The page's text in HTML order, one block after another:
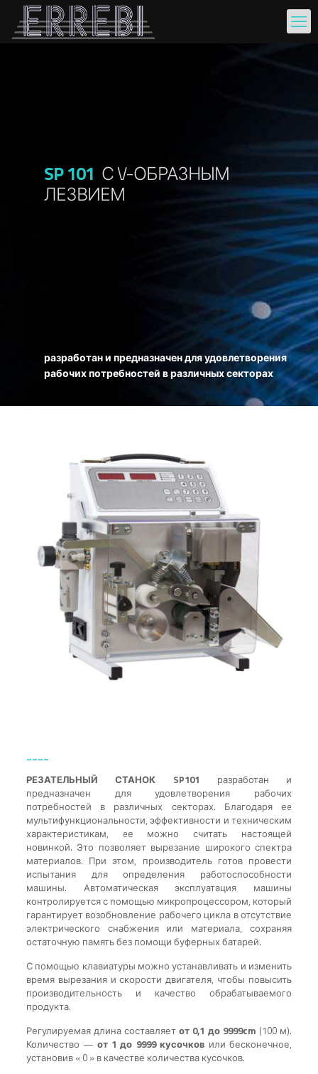
SP 101 С V-ОБРАЗНЫМ
ЛЕЗВИЕМ
разработан и предназначен для удовлетворения
рабочих потребностей в различных секторах
РЕЗАТЕЛЬНЫЙ СТАНОК SP101 разработан и
предназначен для удовлетворения рабочих
потребностей в различных секторах. Благодаря еe
мультифункциональности, эффективности и техническим
характеристикам, eе можно считать настоящей
новинкой. Это позволяет вырезание широкого спектра
материалов. При этом, производитель готов провести
испытания для определения работоспособности
машины. Автоматическая эксплуатация машины
контролируется с помощью микропроцессором, который
гарантирует возобновление рабочего цикла в отсутствие
электрического снабжения или материала, сохраняя
остаточную память без помощи буферных батарей.
С помощью клавиатуры можно устанавливать и изменить
время вырезания и скорости двигателя, чтобы повысить
производительность и качество обрабатываемого
продукта.
Регулируемая длина составляетот 0,1 до 9999cm (100 м).
Количество —от 1 до 9999 кусочков или бесконечное,
установив « 0 » в качестве количества кусочков.